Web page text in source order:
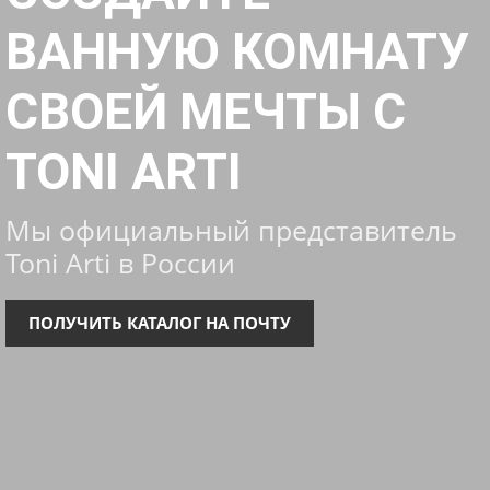
ВАННУЮ КОМНАТУ
СВОЕЙ МЕЧТЫ С
TONI ARTI
Мы официальный представитель
Toni Arti в России
ПОЛУЧИТЬ КАТАЛОГ НА ПОЧТУ